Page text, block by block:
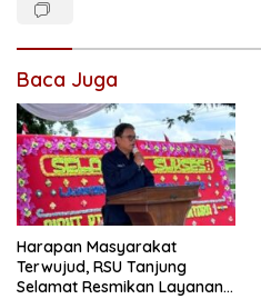
Baca Juga
Harapan Masyarakat
Terwujud, RSU Tanjung
Selamat Resmikan Layanan